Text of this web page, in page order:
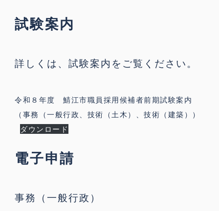
試験案内
詳しくは、試験案内をご覧ください。
令和８年度 鯖江市職員採用候補者前期試験案内
（事務（一般行政、技術（土木）、技術（建築））
ダウンロード
電子申請
事務（一般行政）